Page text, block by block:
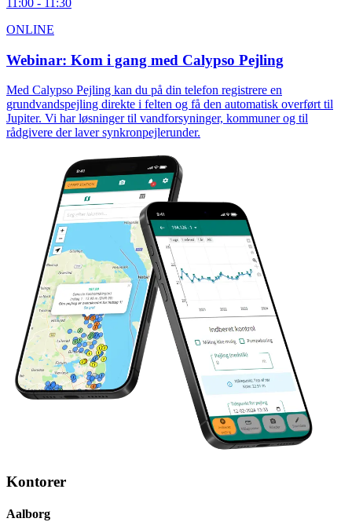
11:00 - 11:30
ONLINE
Webinar: Kom i gang med Calypso Pejling
Med Calypso Pejling kan du på din telefon registrere en
grundvandspejling direkte i felten og få den automatisk overført til
Jupiter. Vi har løsninger til vandforsyninger, kommuner og til
rådgivere der laver synkronpejlerunder.
Kontorer
Aalborg